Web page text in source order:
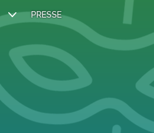
PRESSE